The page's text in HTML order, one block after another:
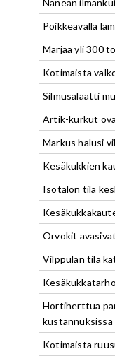
Nanean
Poikkeavalla
Marjaa yli 300
Kotimaista
Silmusalaatti
Artik-kurkut
Markus halusi
Kesäkukkien
Isotalon tila
Orvokit
Vilppulan tila
Hortiherttua
kustannuksissa
Kotimaista